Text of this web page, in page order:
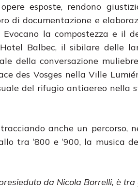
esposte, rendono
di documentazione e
la compostezza e il
Balbec, il sibilare delle
della conversazione
des Vosges nella Ville
del rifugio antiaereo nella
anche un percorso,
tra ‘800 e ‘900, la musica
da Nicola Borrelli, è